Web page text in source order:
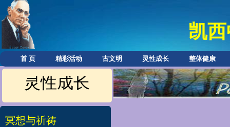
凯
首 页 精彩活动 古文明 灵性成长 整体健康
灵性成长
冥想与祈祷